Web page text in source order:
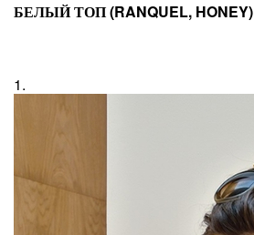
БЕЛЫЙ ТОП (RANQUEL, HONEY)
1.